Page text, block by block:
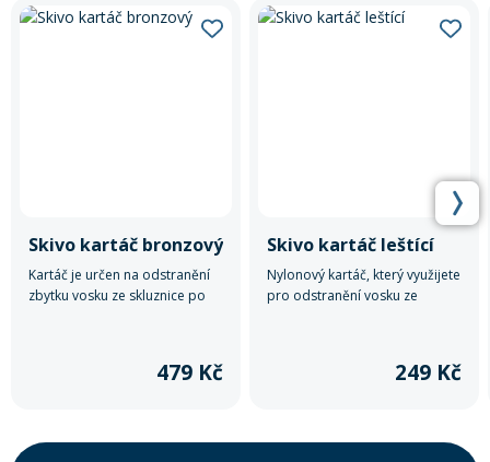
Skivo kartáč bronzový
Kartáč je určen na odstranění
zbytku vosku ze skluznice po
479 Kč
Skivo kartáč leštící
Nylonový kartáč, který využijete
pro odstranění vosku ze
249 Kč